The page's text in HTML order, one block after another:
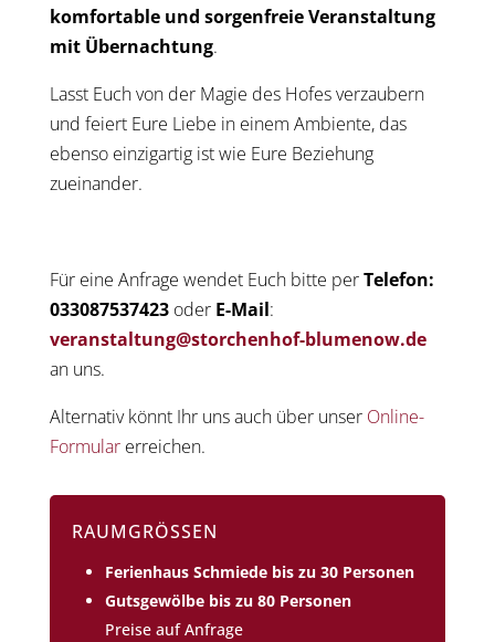
komfortable und sorgenfreie Veranstaltung
mit Übernachtung.
Lasst Euch von der Magie des Hofes verzaubern
und feiert Eure Liebe in einem Ambiente, das
ebenso einzigartig ist wie Eure Beziehung
zueinander.
Für eine Anfrage wendet Euch bitte perTelefon:
033087537423oder E-Mail:
veranstaltung@storchenhof-blumenow.de
an uns.
Alternativ könnt Ihr uns auch über unser Online-
Formularerreichen.
RAUMGRÖSSEN
Ferienhaus Schmiede bis zu 30 Personen
Gutsgewölbe bis zu 80 Personen
Preise auf Anfrage